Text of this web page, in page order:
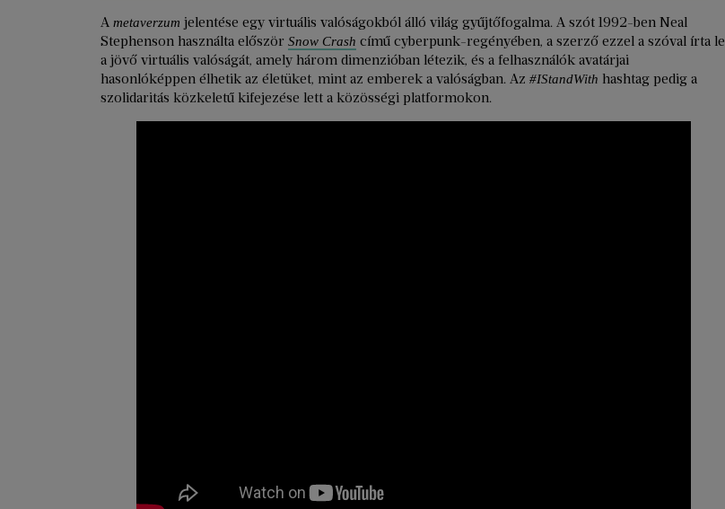
A metaverzum jelentése egy virtuális valóságokból álló világ gyűjtőfogalma. A szót 1992-ben Neal
Stephenson használta először Snow Crash című cyberpunk-regényében, a szerző ezzel a szóval írta le
a jövő virtuális valóságát, amely három dimenzióban létezik, és a felhasználók avatárjai
hasonlóképpen élhetik az életüket, mint az emberek a valóságban. Az #IStandWith hashtag pedig a
szolidaritás közkeletű kifejezése lett a közösségi platformokon.